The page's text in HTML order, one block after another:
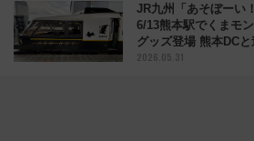
JR九州「あそぼーい
6/13熊本駅でくまモ
グッズ登場 熊本DC
2026.05.31